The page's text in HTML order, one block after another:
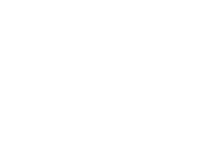
ですね日本が降伏し
取ったのが
伏した後でしょだ
う実効支配して人も